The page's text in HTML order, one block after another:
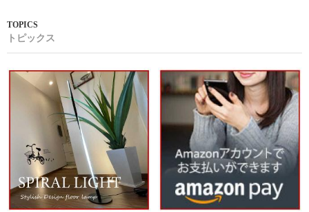
トピックス